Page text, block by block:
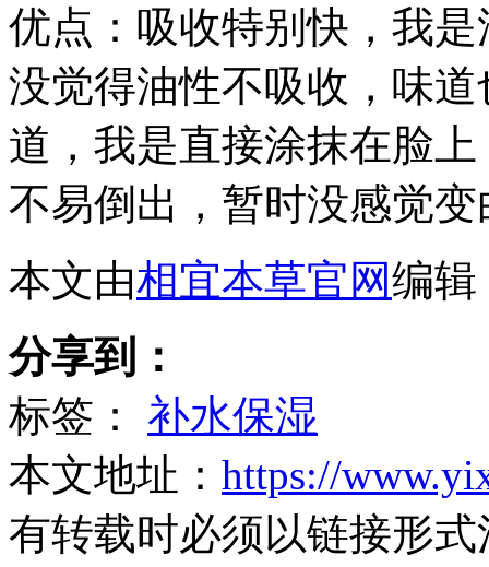
优点：吸收特别快，我
没觉得油性不吸收，味
道，我是直接涂抹在脸
不易倒出，暂时没感觉
本文由相宜本草官网编辑
分享到：
标签： 补水保湿
本文地址： https://
有转载时必须以链接形